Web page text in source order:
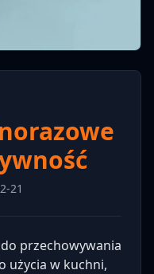
21
przechowywania
użycia w kuchni,